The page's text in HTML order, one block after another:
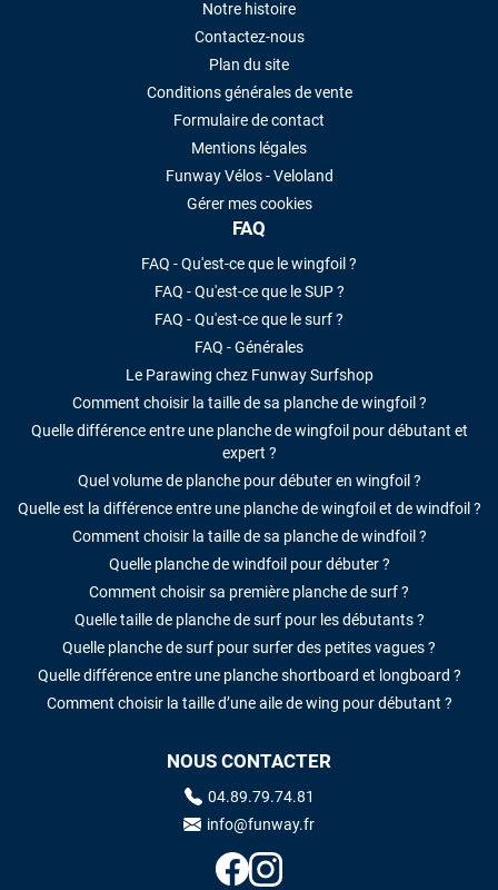
Notre histoire
Contactez-nous
Plan du site
Conditions générales de vente
Formulaire de contact
Mentions légales
Funway Vélos - Veloland
Gérer mes cookies
FAQ
FAQ - Qu'est-ce que le wingfoil ?
FAQ - Qu'est-ce que le SUP ?
FAQ - Qu'est-ce que le surf ?
FAQ - Générales
Le Parawing chez Funway Surfshop
Comment choisir la taille de sa planche de wingfoil ?
Quelle différence entre une planche de wingfoil pour débutant et
expert ?
Quel volume de planche pour débuter en wingfoil ?
Quelle est la différence entre une planche de wingfoil et de windfoil ?
Comment choisir la taille de sa planche de windfoil ?
Quelle planche de windfoil pour débuter ?
Comment choisir sa première planche de surf ?
Quelle taille de planche de surf pour les débutants ?
Quelle planche de surf pour surfer des petites vagues ?
Quelle différence entre une planche shortboard et longboard ?
Comment choisir la taille d’une aile de wing pour débutant ?
NOUS CONTACTER
04.89.79.74.81
info@funway.fr